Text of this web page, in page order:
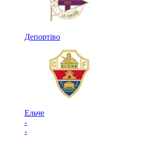
Депортіво
Ельче
-
-